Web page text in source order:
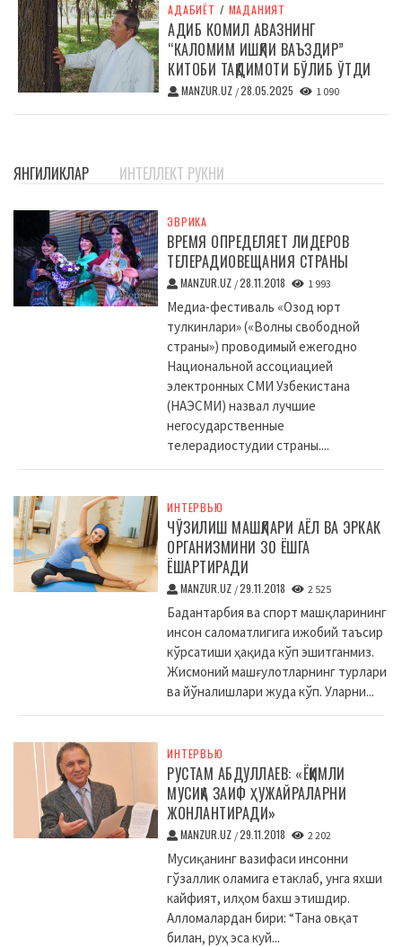
АДАБИЁТ / МАДАНИЯТ
АДИБ КОМИЛ АВАЗНИНГ
“КАЛОМИМ ИШҚЛИ ВАЪЗДИР”
КИТОБИ ТАҚДИМОТИ БЎЛИБ ЎТДИ
MANZUR.UZ /28.05.2025 1 090
ЯНГИЛИКЛАР ИНТЕЛЛЕКТ РУКНИ
ЭВРИКА
ВРЕМЯ ОПРЕДЕЛЯЕТ ЛИДЕРОВ
ТЕЛЕРАДИОВЕЩАНИЯ СТРАНЫ
MANZUR.UZ /28.11.2018 1 993
Медиа-фестиваль «Озод юрт
тулкинлари» («Волны свободной
страны») проводимый ежегодно
Национальной ассоциацией
электронных СМИ Узбекистана
(НАЭСМИ) назвал лучшие
негосударственные
телерадиостудии страны....
ИНТЕРВЬЮ
ЧЎЗИЛИШ МАШҚЛАРИ АЁЛ ВА ЭРКАК
ОРГАНИЗМИНИ 30 ЁШГА
ЁШАРТИРАДИ
MANZUR.UZ /29.11.2018 2 525
Бадантарбия ва спорт машқларининг
инсон саломатлигига ижобий таъсир
кўрсатиши ҳақида кўп эшитганмиз.
Жисмоний машғулотларнинг турлари
ва йўналишлари жуда кўп. Уларни...
ИНТЕРВЬЮ
РУСТАМ АБДУЛЛАЕВ: «ЁҚИМЛИ
МУСИҚА ЗАИФ ҲУЖАЙРАЛАРНИ
ЖОНЛАНТИРАДИ»
MANZUR.UZ /29.11.2018 2 202
Мусиқанинг вазифаси инсонни
гўзаллик оламига етаклаб, унга яхши
кайфият, илҳом бахш этишдир.
Алломалардан бири: “Тана овқат
билан, руҳ эса куй...